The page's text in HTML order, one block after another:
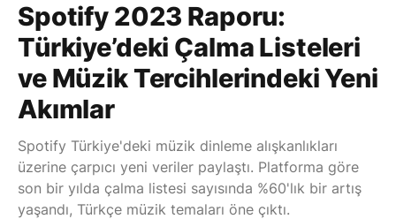
Spotify 2023 Raporu:
Türkiye’deki Çalma Listeleri
ve Müzik Tercihlerindeki Yeni
Akımlar
Spotify Türkiye'deki müzik dinleme alışkanlıkları
üzerine çarpıcı yeni veriler paylaştı. Platforma göre
son bir yılda çalma listesi sayısında %60'lık bir artış
yaşandı, Türkçe müzik temaları öne çıktı.